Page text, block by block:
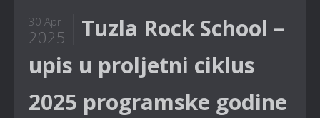
30 Apr
2025
Tuzla Rock School –
upis u proljetni ciklus
2025 programske godine